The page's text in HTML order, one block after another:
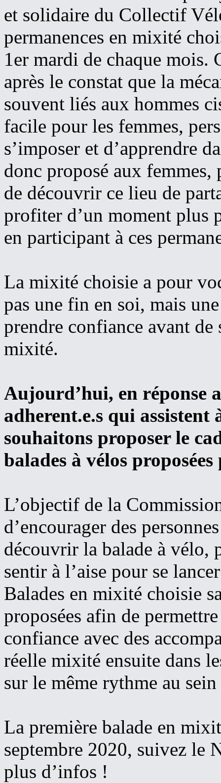
et solidaire du Collectif
permanences en mixité
1er mardi de chaque mois.
après le constat que la
souvent liés aux hommes
facile pour les femmes,
s’imposer et d’apprendre
donc proposé aux femmes,
de découvrir ce lieu de
profiter d’un moment plus
en participant à ces
La mixité choisie a pour
pas une fin en soi, mais
prendre confiance avant
mixité.
Aujourd’hui, en réponse
adherent.e.s qui assistent
souhaitons proposer le
balades à vélos
L’objectif de la
d’encourager des
découvrir la balade à vélo,
sentir à l’aise pour se
Balades en mixité choisie
proposées afin de
confiance avec des
réelle mixité ensuite dans
sur le même rythme au
La première balade en
septembre 2020, suivez le
plus d’infos !